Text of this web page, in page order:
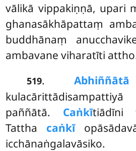
vālikā vippakiṇṇā, upari
ghanasākhāpattaṃ
buddhānaṃ
ambavane viharatīti
519.
paññātā. Caṅkītiādīni
Tattha caṅkī